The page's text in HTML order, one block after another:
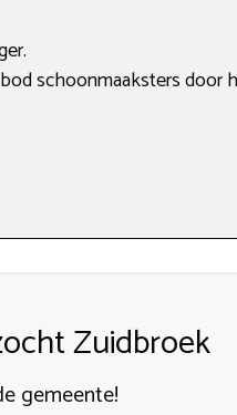
schoonmaaksters door
Zuidbroek
gemeente!